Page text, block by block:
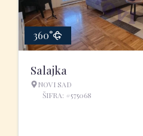
360°
Salajka
NOVI SAD
ŠIFRA: #575068